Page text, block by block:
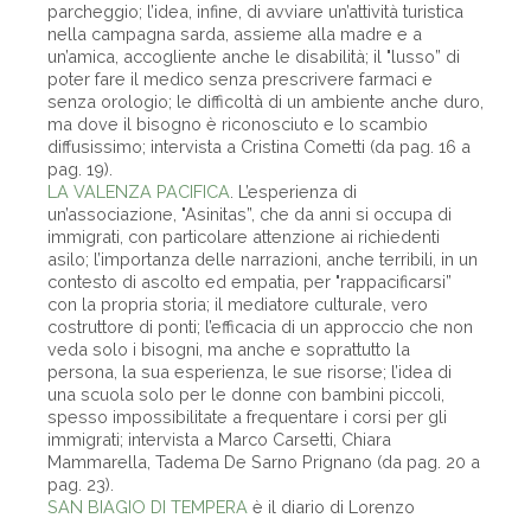
parcheggio; l’idea, infine, di avviare un’attività turistica
nella campagna sarda, assieme alla madre e a
un’amica, accogliente anche le disabilità; il "lusso” di
poter fare il medico senza prescrivere farmaci e
senza orologio; le difficoltà di un ambiente anche duro,
ma dove il bisogno è riconosciuto e lo scambio
diffusissimo; intervista a Cristina Cometti (da pag. 16 a
pag. 19).
LA VALENZA PACIFICA . L’esperienza di
un’associazione, "Asinitas”, che da anni si occupa di
immigrati, con particolare attenzione ai richiedenti
asilo; l’importanza delle narrazioni, anche terribili, in un
contesto di ascolto ed empatia, per "rappacificarsi”
con la propria storia; il mediatore culturale, vero
costruttore di ponti; l’efficacia di un approccio che non
veda solo i bisogni, ma anche e soprattutto la
persona, la sua esperienza, le sue risorse; l’idea di
una scuola solo per le donne con bambini piccoli,
spesso impossibilitate a frequentare i corsi per gli
immigrati; intervista a Marco Carsetti, Chiara
Mammarella, Tadema De Sarno Prignano (da pag. 20 a
pag. 23).
SAN BIAGIO DI TEMPERA è il diario di Lorenzo